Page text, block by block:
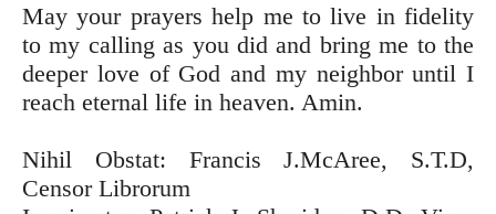
May your prayers help me to live in fidelity
to my calling as you did and bring me to the
deeper love of God and my neighbor until I
reach eternal life in heaven. Amin.
Nihil Obstat: Francis J.McAree, S.T.D,
Censor Librorum